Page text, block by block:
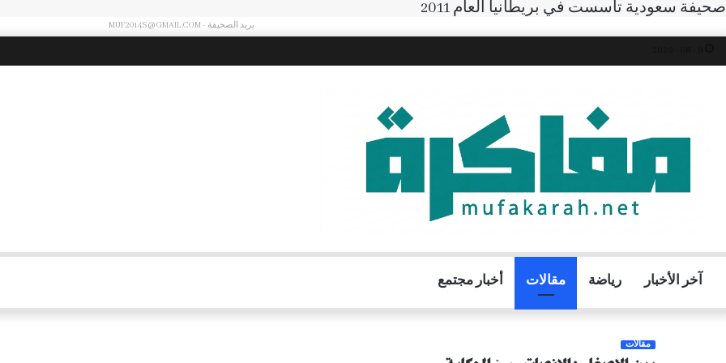
صحيفة سعودية تأسست في بريطانيا العام 2011
بريد الصحيفة - MUF2014S@GMAIL.COM
آخر الأخبار رياضة مقالات أخبار مجتمع
مقالات